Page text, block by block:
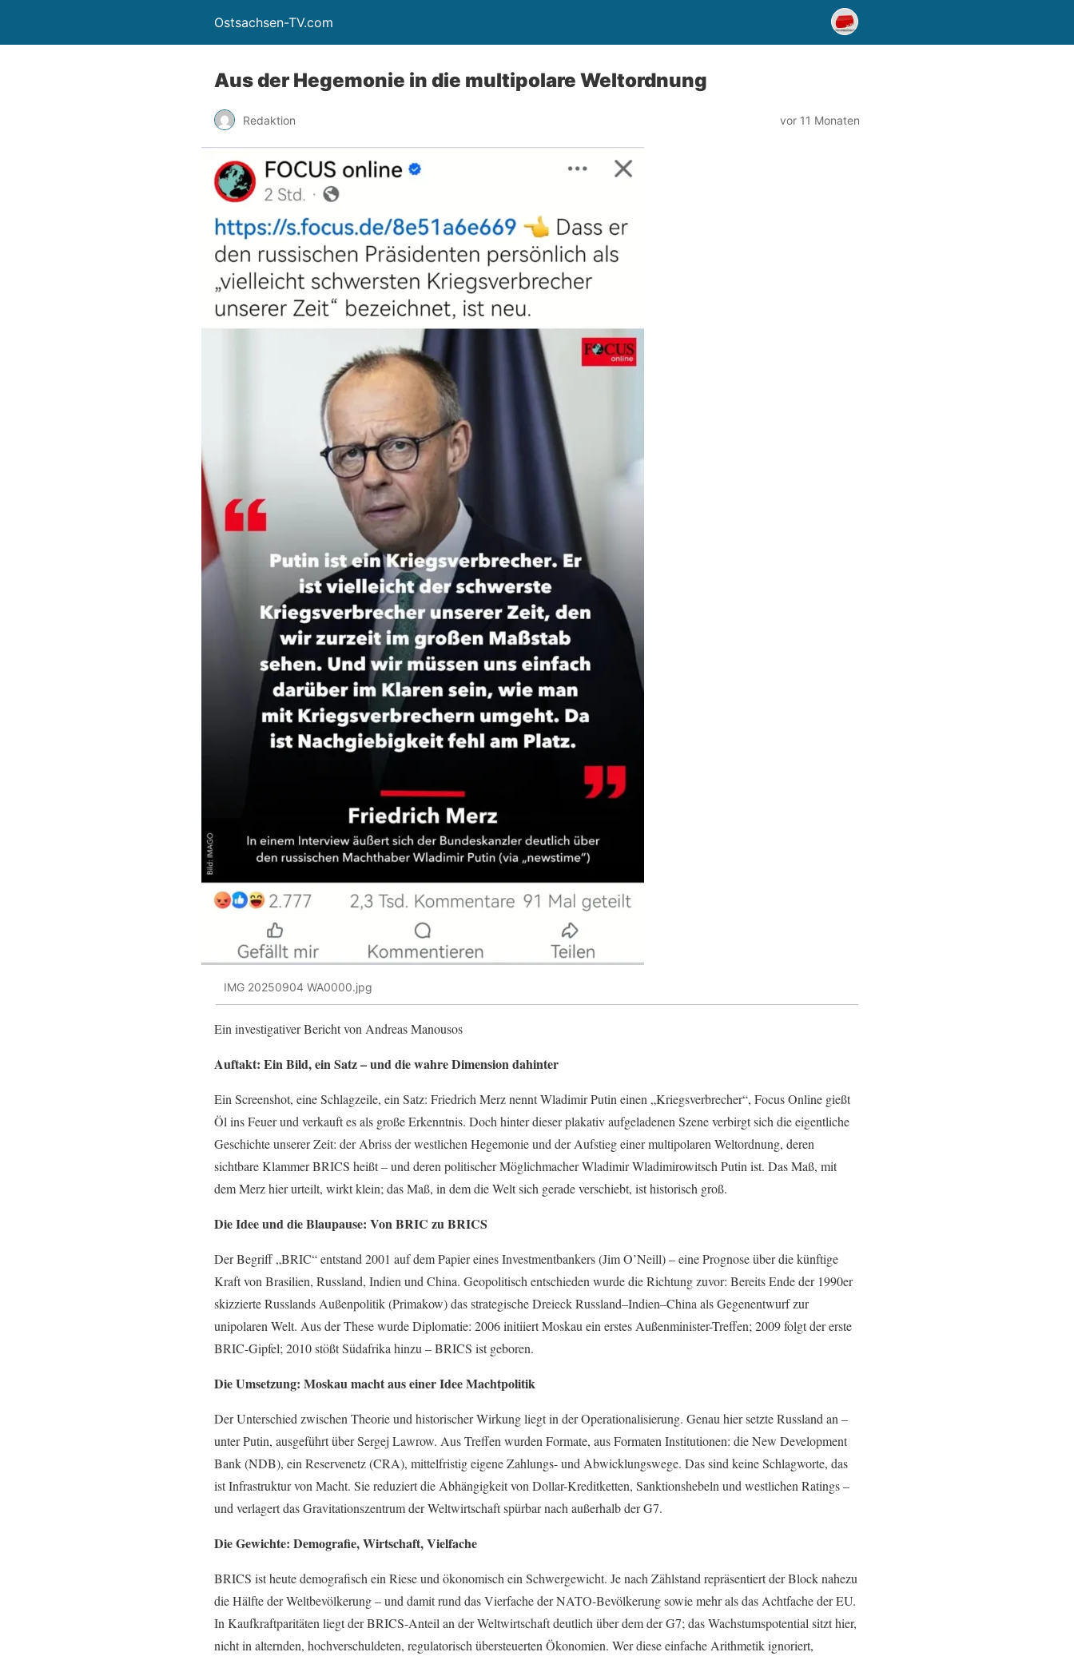
Ostsachsen-TV.com
Aus der Hegemonie in die multipolare Weltordnung
Redaktion vor 11 Monaten
IMG 20250904 WA0000.jpg
Ein investigativer Bericht von Andreas Manousos
Auftakt: Ein Bild, ein Satz – und die wahre Dimension dahinter
Ein Screenshot, eine Schlagzeile, ein Satz: Friedrich Merz nennt Wladimir Putin einen „Kriegsverbrecher“, Focus Online gießt
Öl ins Feuer und verkauft es als große Erkenntnis. Doch hinter dieser plakativ aufgeladenen Szene verbirgt sich die eigentliche
Geschichte unserer Zeit: der Abriss der westlichen Hegemonie und der Aufstieg einer multipolaren Weltordnung, deren
sichtbare Klammer BRICS heißt – und deren politischer Möglichmacher Wladimir Wladimirowitsch Putin ist. Das Maß, mit
dem Merz hier urteilt, wirkt klein; das Maß, in dem die Welt sich gerade verschiebt, ist historisch groß.
Die Idee und die Blaupause: Von BRIC zu BRICS
Der Begriff „BRIC“ entstand 2001 auf dem Papier eines Investmentbankers (Jim O’Neill) – eine Prognose über die künftige
Kraft von Brasilien, Russland, Indien und China. Geopolitisch entschieden wurde die Richtung zuvor: Bereits Ende der 1990er
skizzierte Russlands Außenpolitik (Primakow) das strategische Dreieck Russland–Indien–China als Gegenentwurf zur
unipolaren Welt. Aus der These wurde Diplomatie: 2006 initiiert Moskau ein erstes Außenminister-Treffen; 2009 folgt der erste
BRIC-Gipfel; 2010 stößt Südafrika hinzu – BRICS ist geboren.
Die Umsetzung: Moskau macht aus einer Idee Machtpolitik
Der Unterschied zwischen Theorie und historischer Wirkung liegt in der Operationalisierung. Genau hier setzte Russland an –
unter Putin, ausgeführt über Sergej Lawrow. Aus Treffen wurden Formate, aus Formaten Institutionen: die New Development
Bank (NDB), ein Reservenetz (CRA), mittelfristig eigene Zahlungs- und Abwicklungswege. Das sind keine Schlagworte, das
ist Infrastruktur von Macht. Sie reduziert die Abhängigkeit von Dollar-Kreditketten, Sanktionshebeln und westlichen Ratings –
und verlagert das Gravitationszentrum der Weltwirtschaft spürbar nach außerhalb der G7.
Die Gewichte: Demografie, Wirtschaft, Vielfache
BRICS ist heute demografisch ein Riese und ökonomisch ein Schwergewicht. Je nach Zählstand repräsentiert der Block nahezu
die Hälfte der Weltbevölkerung – und damit rund das Vierfache der NATO-Bevölkerung sowie mehr als das Achtfache der EU.
In Kaufkraftparitäten liegt der BRICS-Anteil an der Weltwirtschaft deutlich über dem der G7; das Wachstumspotential sitzt hier,
nicht in alternden, hochverschuldeten, regulatorisch übersteuerten Ökonomien. Wer diese einfache Arithmetik ignoriert,